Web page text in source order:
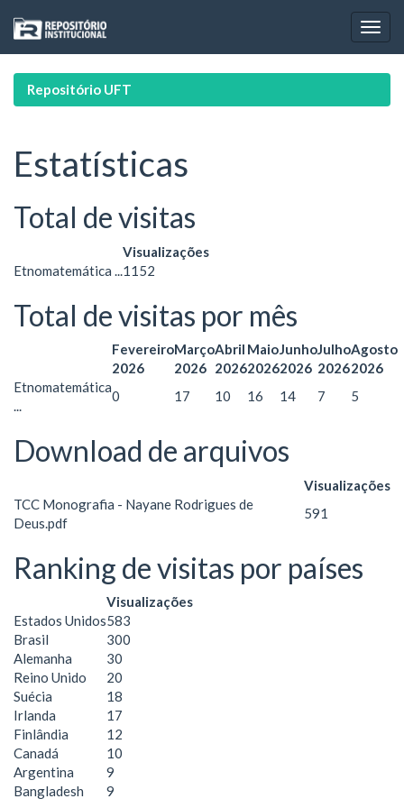
navigation
Repositório UFT
Estatísticas
Total de visitas
Visualizações
Etnomatemática ... 1152
Total de visitas por mês
Fevereiro
2026
Março
2026
Abril
2026
Maio
2026
Junho
2026
Julho
2026
Agosto
2026
Etnomatemática
...
0 17 10 16 14 7 5
Download de arquivos
Visualizações
TCC Monografia - Nayane Rodrigues de
Deus.pdf
591
Ranking de visitas por países
Visualizações
Estados Unidos583
Brasil
300
Alemanha
30
Reino Unido
20
Suécia
18
Irlanda
17
Finlândia
12
Canadá
10
Argentina
9
Bangladesh
9